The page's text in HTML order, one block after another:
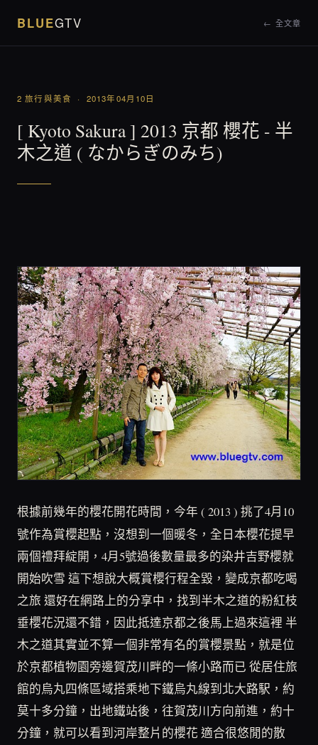
BLUEGTV ← 全文章
2 旅行與美食 · 2013年04月10日
[ Kyoto Sakura ] 2013 京都 櫻花 - 半
木之道 ( なからぎのみち)
根據前幾年的櫻花開花時間，今年 ( 2013 ) 挑了4月10
號作為賞櫻起點，沒想到一個暖冬，全日本櫻花提早
兩個禮拜綻開，4月5號過後數量最多的染井吉野櫻就
開始吹雪 這下想說大概賞櫻行程全毀，變成京都吃喝
之旅 還好在網路上的分享中，找到半木之道的粉紅枝
垂櫻花況還不錯，因此抵達京都之後馬上過來這裡 半
木之道其實並不算一個非常有名的賞櫻景點，就是位
於京都植物園旁邊賀茂川畔的一條小路而已 從居住旅
館的烏丸四條區域搭乘地下鐵烏丸線到北大路駅，約
莫十多分鐘，出地鐵站後，往賀茂川方向前進，約十
分鐘，就可以看到河岸整片的櫻花 適合很悠閒的散